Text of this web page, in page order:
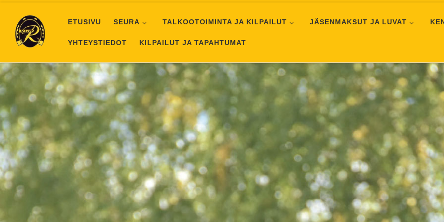
Skip to content
ETUSIVU SEURA TALKOOTOIMINTA JA KILPAILUT JÄSENMAKSUT JA LUVAT
YHTEYSTIEDOT KILPAILUT JA TAPAHTUMAT